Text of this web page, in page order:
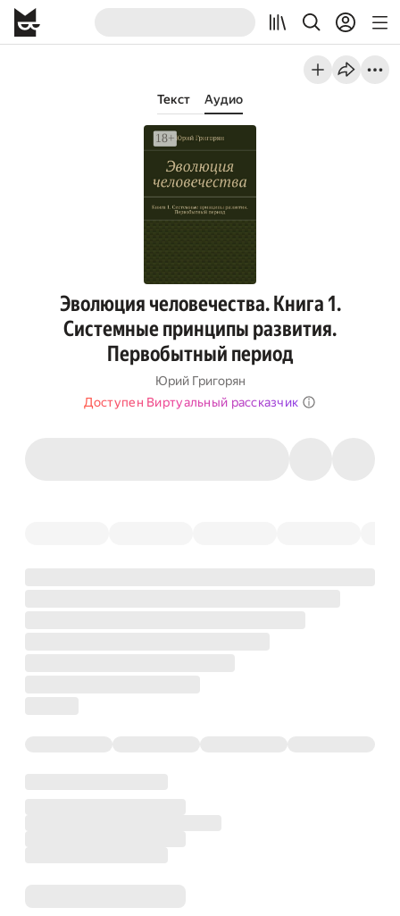
Текст Аудио
Эволюция человечества. Книга 1.
Системные принципы развития.
Первобытный период
Юрий Григорян
Доступен Виртуальный рассказчик